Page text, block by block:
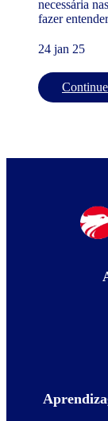
necessária
fazer
24 jan 25